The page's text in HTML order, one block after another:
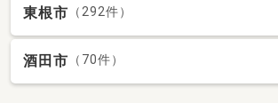
東根市 （292件）
酒田市 （70件）